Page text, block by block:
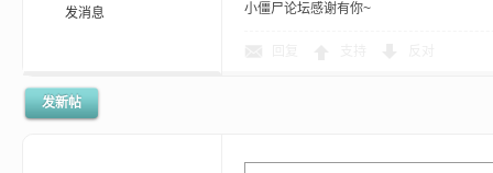
发消息 小僵尸论坛感谢有你~
发新帖